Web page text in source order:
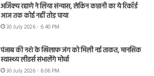
अजिंक्य रहाणे ने लिया संन्यास, लेकिन कप्तानी का ये रिकॉर्ड
आज तक कोई नहीं तोड़ पाया
30 July 2026 - 6:40 PM
पंजाब की नशे के खिलाफ जंग को मिली नई ताकत, मानसिक
स्वास्थ्य लीडर्स संभालेंगे मोर्चा
30 July 2026 - 6:06 PM